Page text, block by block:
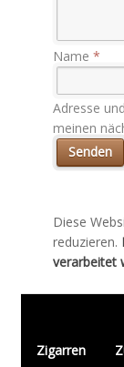
Name *
Adresse
meinen
Diese
reduzieren.
verarbeitet
Zigarren